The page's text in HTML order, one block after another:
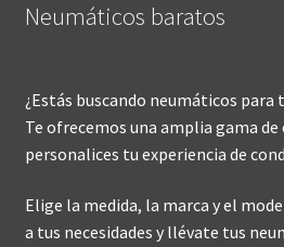
Neumáticos baratos
¿Estás buscando neumáticos
Te ofrecemos una amplia gama de
personalices tu experiencia de
Elige la medida, la marca y el
a tus necesidades y llévate tus